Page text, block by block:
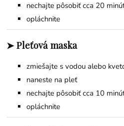
nechajte pôsobiť cca 20
opláchnite
➤ Pleťová maska
zmiešajte s vodou alebo
naneste na pleť
nechajte pôsobiť cca 10
opláchnite